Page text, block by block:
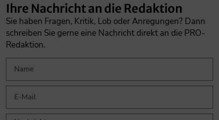
Ihre Nachricht an die Redaktion
Sie haben Fragen, Kritik, Lob oder Anregungen? Dann
schreiben Sie gerne eine Nachricht direkt an die PRO-
Redaktion.